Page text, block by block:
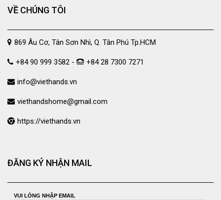
VỀ CHÚNG TÔI
869 Âu Cơ, Tân Sơn Nhì, Q. Tân Phú Tp.HCM
+84 90 999 3582 - +84 28 7300 7271
info@viethands.vn
viethandshome@gmail.com
https://viethands.vn
ĐĂNG KÝ NHẬN MAIL
VUI LÒNG NHẬP EMAIL